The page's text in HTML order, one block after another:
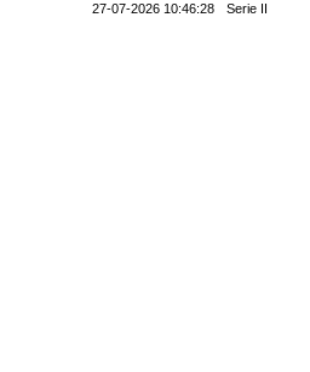
27-07-2026 10:46:28 Serie II